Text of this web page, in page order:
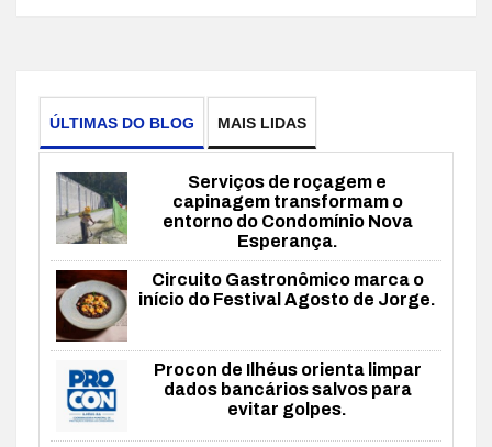
ÚLTIMAS DO BLOG MAIS LIDAS
Serviços de roçagem e
capinagem transformam o
entorno do Condomínio Nova
Esperança.
Circuito Gastronômico marca o
início do Festival Agosto de Jorge.
Procon de Ilhéus orienta limpar
dados bancários salvos para
evitar golpes.